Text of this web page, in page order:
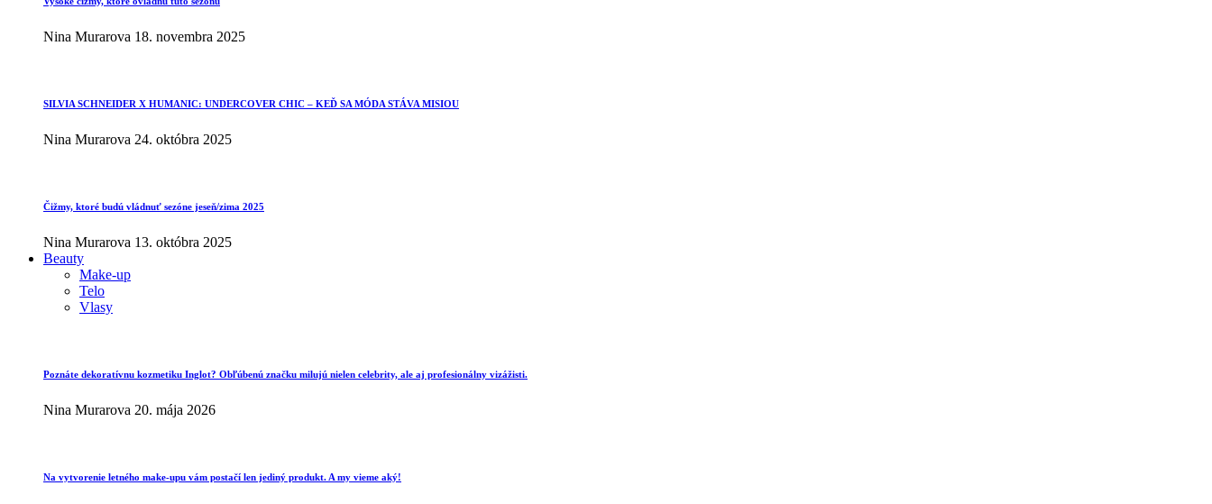
Nina Murarova 18. novembra 2025
SILVIA SCHNEIDER X HUMANIC: UNDERCOVER CHIC – KEĎ SA MÓDA STÁVA MISIOU
Nina Murarova 24. októbra 2025
Čižmy, ktoré budú vládnuť sezóne jeseň/zima 2025
Nina Murarova 13. októbra 2025
Beauty
Make-up
Telo
Vlasy
Poznáte dekoratívnu kozmetiku Inglot? Obľúbenú značku milujú nielen celebrity, ale aj profesionálny vizážisti.
Nina Murarova 20. mája 2026
Na vytvorenie letného make-upu vám postačí len jediný produkt. A my vieme aký!